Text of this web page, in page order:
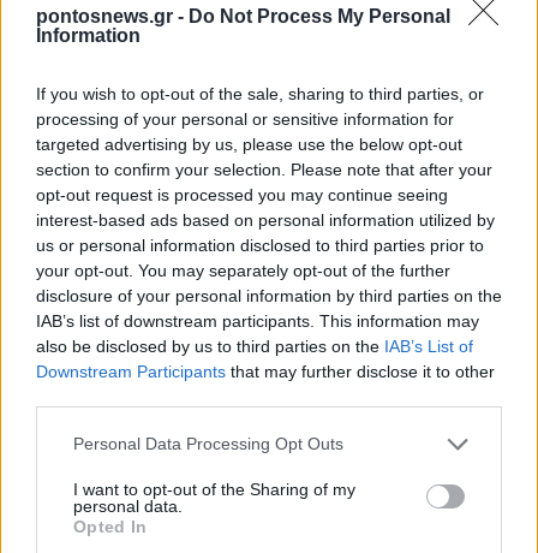
pontosnews.gr - Do Not Process My Personal
Information
If you wish to opt-out of the sale, sharing to third parties, or
processing of your personal or sensitive information for
targeted advertising by us, please use the below opt-out
section to confirm your selection. Please note that after your
opt-out request is processed you may continue seeing
interest-based ads based on personal information utilized by
us or personal information disclosed to third parties prior to
your opt-out. You may separately opt-out of the further
disclosure of your personal information by third parties on the
IAB’s list of downstream participants. This information may
also be disclosed by us to third parties on the IAB’s List of
Downstream Participants that may further disclose it to other
Please note that this website/app uses one or more Google
not limited to your visit or usage behaviour. You may click to
grant or deny consent to Google and its third-party tags to
use your data for below specified purposes in below Google
Personal Data Processing Opt Outs
I want to opt-out of the Sharing of my
personal data.
Opted In